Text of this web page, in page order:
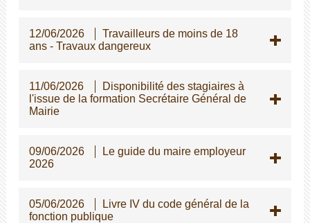
12/06/2026
Travailleurs de moins de 18
ans - Travaux dangereux
11/06/2026
Disponibilité des stagiaires à
l'issue de la formation Secrétaire Général de
Mairie
09/06/2026
Le guide du maire employeur
2026
05/06/2026
Livre IV du code général de la
fonction publique